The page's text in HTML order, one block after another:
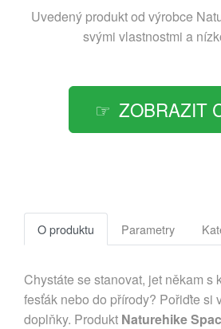
Uvedený produkt od výrobce
svými vlastnostmi a
ZOBRAZIT
O produktu Parametry
Chystáte se stanovat, jet někam s
fesťák nebo do přírody? Pořiďte si
doplňky. Produkt Naturehike